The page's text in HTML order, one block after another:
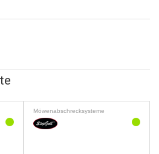
Möwenabschrecksysteme